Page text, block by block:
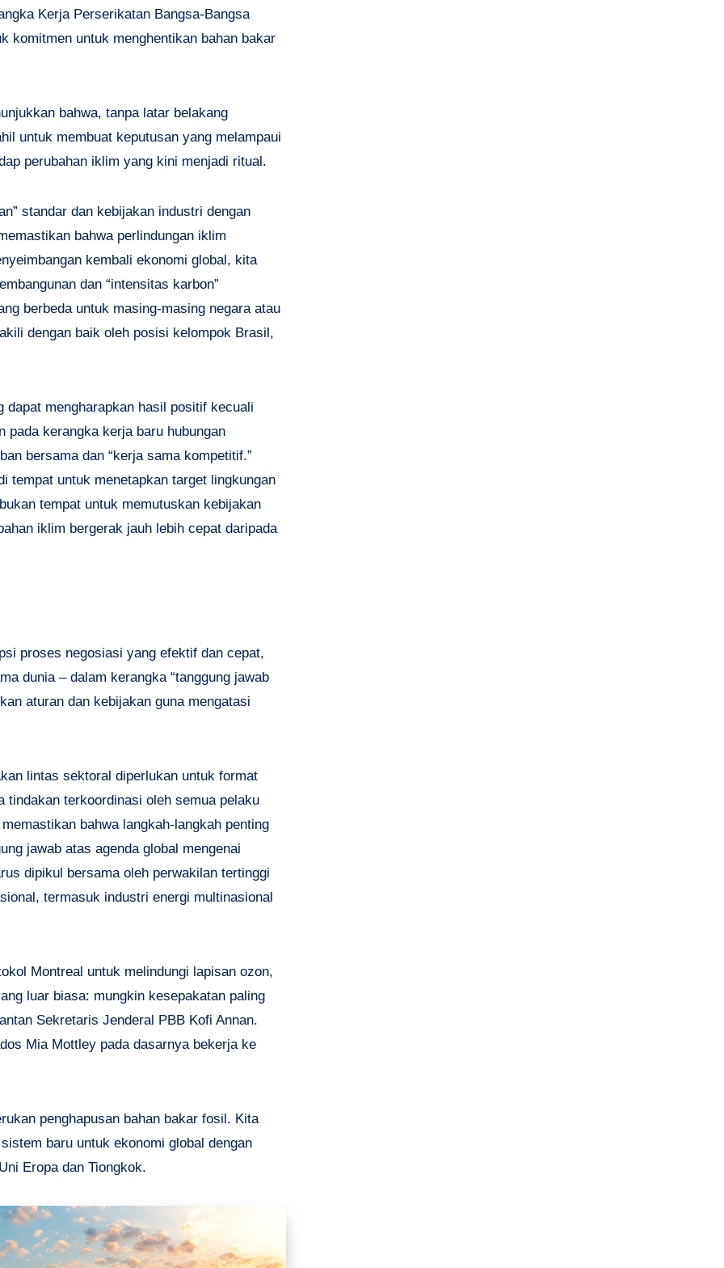
Kerja Perserikatan Bangsa-Bangsa
komitmen untuk menghentikan bahan bakar
bahwa, tanpa latar belakang
untuk membuat keputusan yang melampaui
perubahan iklim yang kini menjadi ritual.
standar dan kebijakan industri dengan
bahwa perlindungan iklim
kembali ekonomi global, kita
dan “intensitas karbon”
berbeda untuk masing-masing negara atau
dengan baik oleh posisi kelompok Brasil,
mengharapkan hasil positif kecuali
pada kerangka kerja baru hubungan
bersama dan “kerja sama kompetitif.”
tempat untuk menetapkan target lingkungan
tempat untuk memutuskan kebijakan
iklim bergerak jauh lebih cepat daripada
proses negosiasi yang efektif dan cepat,
dunia – dalam kerangka “tanggung jawab
aturan dan kebijakan guna mengatasi
lintas sektoral diperlukan untuk format
tindakan terkoordinasi oleh semua pelaku
bahwa langkah-langkah penting
jawab atas agenda global mengenai
dipikul bersama oleh perwakilan tertinggi
termasuk industri energi multinasional
Montreal untuk melindungi lapisan ozon,
luar biasa: mungkin kesepakatan paling
Sekretaris Jenderal PBB Kofi Annan.
Mia Mottley pada dasarnya bekerja ke
penghapusan bahan bakar fosil. Kita
baru untuk ekonomi global dengan
Eropa dan Tiongkok.